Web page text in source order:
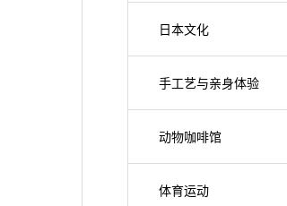
日本文化
手工艺与亲身体验
动物咖啡馆
体育运动